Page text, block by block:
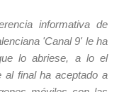
informativa de
'Canal 9' le ha
lo abriese, a lo el
al final ha aceptado a